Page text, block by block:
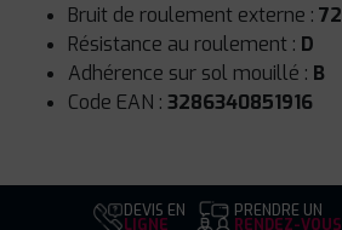
Bruit de roulement externe : 72
Résistance au roulement : D
Adhérence sur sol mouillé : B
Code EAN : 3286340851916
DEVIS EN
LIGNE
PRENDRE UN
RENDEZ-VOUS